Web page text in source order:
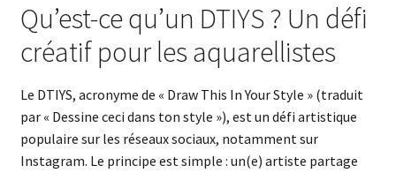
Qu’est-ce qu’un DTIYS ? Un défi
créatif pour les aquarellistes
Le DTIYS, acronyme de « Draw This In Your Style » (traduit
par « Dessine ceci dans ton style »), est un défi artistique
populaire sur les réseaux sociaux, notamment sur
Instagram. Le principe est simple : un(e) artiste partage